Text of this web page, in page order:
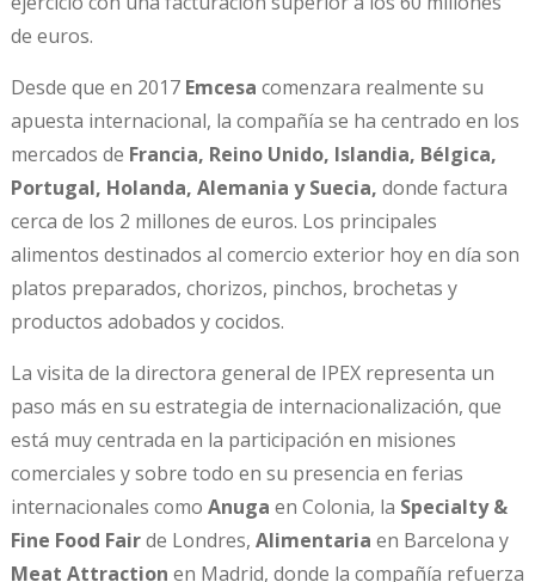
de euros.
Desde que en 2017 Emcesa comenzara realmente su
apuesta internacional, la compañía se ha centrado en los
mercados de Francia, Reino Unido, Islandia, Bélgica,
Portugal, Holanda, Alemania y Suecia, donde factura
cerca de los 2 millones de euros. Los principales
alimentos destinados al comercio exterior hoy en día son
platos preparados, chorizos, pinchos, brochetas y
productos adobados y cocidos.
La visita de la directora general de IPEX representa un
paso más en su estrategia de internacionalización, que
está muy centrada en la participación en misiones
comerciales y sobre todo en su presencia en ferias
internacionales como Anuga en Colonia, la Specialty &
Fine Food Fairde Londres, Alimentaria en Barcelona y
Meat Attraction en Madrid, donde la compañía refuerza